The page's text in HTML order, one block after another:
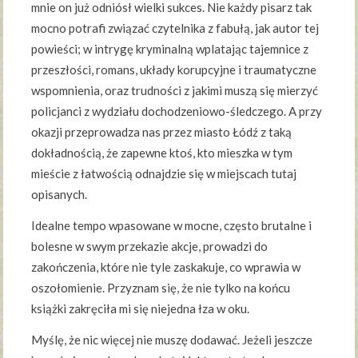
mnie on już odniósł wielki sukces. Nie każdy pisarz tak
mocno potrafi związać czytelnika z fabułą, jak autor tej
powieści; w intrygę kryminalną wplatając tajemnice z
przeszłości, romans, układy korupcyjne i traumatyczne
wspomnienia, oraz trudności z jakimi muszą się mierzyć
policjanci z wydziału dochodzeniowo-śledczego. A przy
okazji przeprowadza nas przez miasto Łódź z taką
dokładnością, że zapewne ktoś, kto mieszka w tym
mieście z łatwością odnajdzie się w miejscach tutaj
opisanych.
Idealne tempo wpasowane w mocne, często brutalne i
bolesne w swym przekazie akcje, prowadzi do
zakończenia, które nie tyle zaskakuje, co wprawia w
oszołomienie. Przyznam się, że nie tylko na końcu
książki zakręciła mi się niejedna łza w oku.
Myślę, że nic więcej nie muszę dodawać. Jeżeli jeszcze